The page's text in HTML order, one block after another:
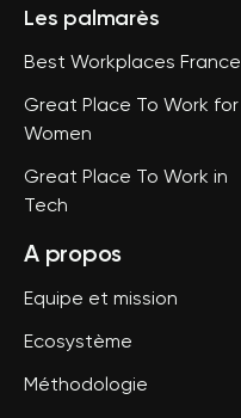
Les palmarès
Best Workplaces France
Great Place To Work for
Women
Great Place To Work in
Tech
A propos
Equipe et mission
Ecosystème
Méthodologie